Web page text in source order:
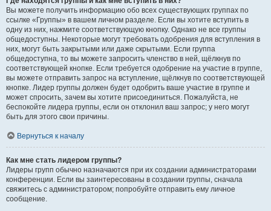
Вы можете получить информацию обо всех существующих группах по
ссылке «Группы» в вашем личном разделе. Если вы хотите вступить в
одну из них, нажмите соответствующую кнопку. Однако не все группы
общедоступны. Некоторые могут требовать одобрения для вступления в
них, могут быть закрытыми или даже скрытыми. Если группа
общедоступна, то вы можете запросить членство в ней, щёлкнув по
соответствующей кнопке. Если требуется одобрение на участие в группе,
вы можете отправить запрос на вступление, щёлкнув по соответствующей
кнопке. Лидер группы должен будет одобрить ваше участие в группе и
может спросить, зачем вы хотите присоединиться. Пожалуйста, не
беспокойте лидера группы, если он отклонил ваш запрос; у него могут
быть для этого свои причины.
Вернуться к началу
Как мне стать лидером группы?
Лидеры групп обычно назначаются при их создании администраторами
конференции. Если вы заинтересованы в создании группы, сначала
свяжитесь с администратором; попробуйте отправить ему личное
сообщение.